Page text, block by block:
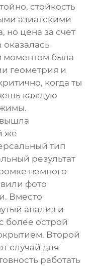
стойкость
азиатскими
но цена за счет
оказалась
моментом была
геометрия и
когда ты
каждую
вышла
же
тип
результат
немного
фото
Вместо
анализ и
более острой
Второй
случай для
работать